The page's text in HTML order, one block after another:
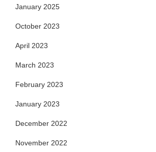
January 2025
October 2023
April 2023
March 2023
February 2023
January 2023
December 2022
November 2022